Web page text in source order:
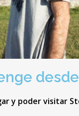
y poder visitar